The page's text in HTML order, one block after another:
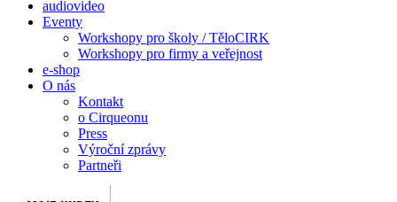
audiovideo
Eventy
Workshopy pro školy / TěloCIRK
Workshopy pro firmy a veřejnost
e-shop
O nás
Kontakt
o Cirqueonu
Press
Výroční zprávy
Partneři